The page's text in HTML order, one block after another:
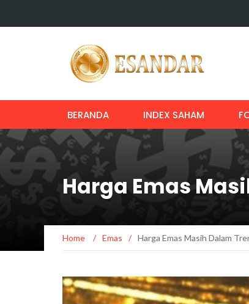
BERANDA INDEX SAHAM
Harga Emas
Home / Emas / Harga Emas Masih Dalam